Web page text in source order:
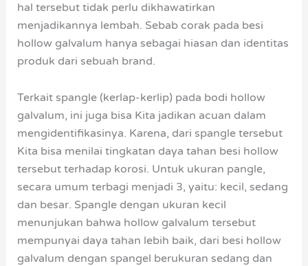
hal tersebut tidak perlu dikhawatirkan
menjadikannya lembah. Sebab corak pada besi
hollow galvalum hanya sebagai hiasan dan identitas
produk dari sebuah brand.
Terkait spangle (kerlap-kerlip) pada bodi hollow
galvalum, ini juga bisa Kita jadikan acuan dalam
mengidentifikasinya. Karena, dari spangle tersebut
Kita bisa menilai tingkatan daya tahan besi hollow
tersebut terhadap korosi. Untuk ukuran pangle,
secara umum terbagi menjadi 3, yaitu: kecil, sedang
dan besar. Spangle dengan ukuran kecil
menunjukan bahwa hollow galvalum tersebut
mempunyai daya tahan lebih baik, dari besi hollow
galvalum dengan spangel berukuran sedang dan